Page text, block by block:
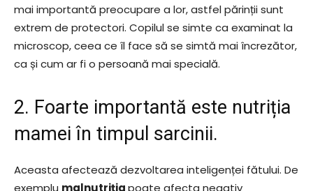
mai importantă preocupare a lor, astfel părinții sunt
extrem de protectori. Copilul se simte ca examinat la
microscop, ceea ce îl face să se simtă mai încrezător,
ca și cum ar fi o persoană mai specială.
2. Foarte importantă este nutriția
mamei în timpul sarcinii.
Aceasta afectează dezvoltarea inteligenței fătului. De
exemplu malnutrițiapoate afecta negativ